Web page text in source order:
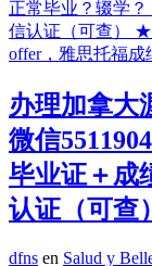
办理加拿大
微信
毕业证＋成
认证（可查
dfns en Salud y